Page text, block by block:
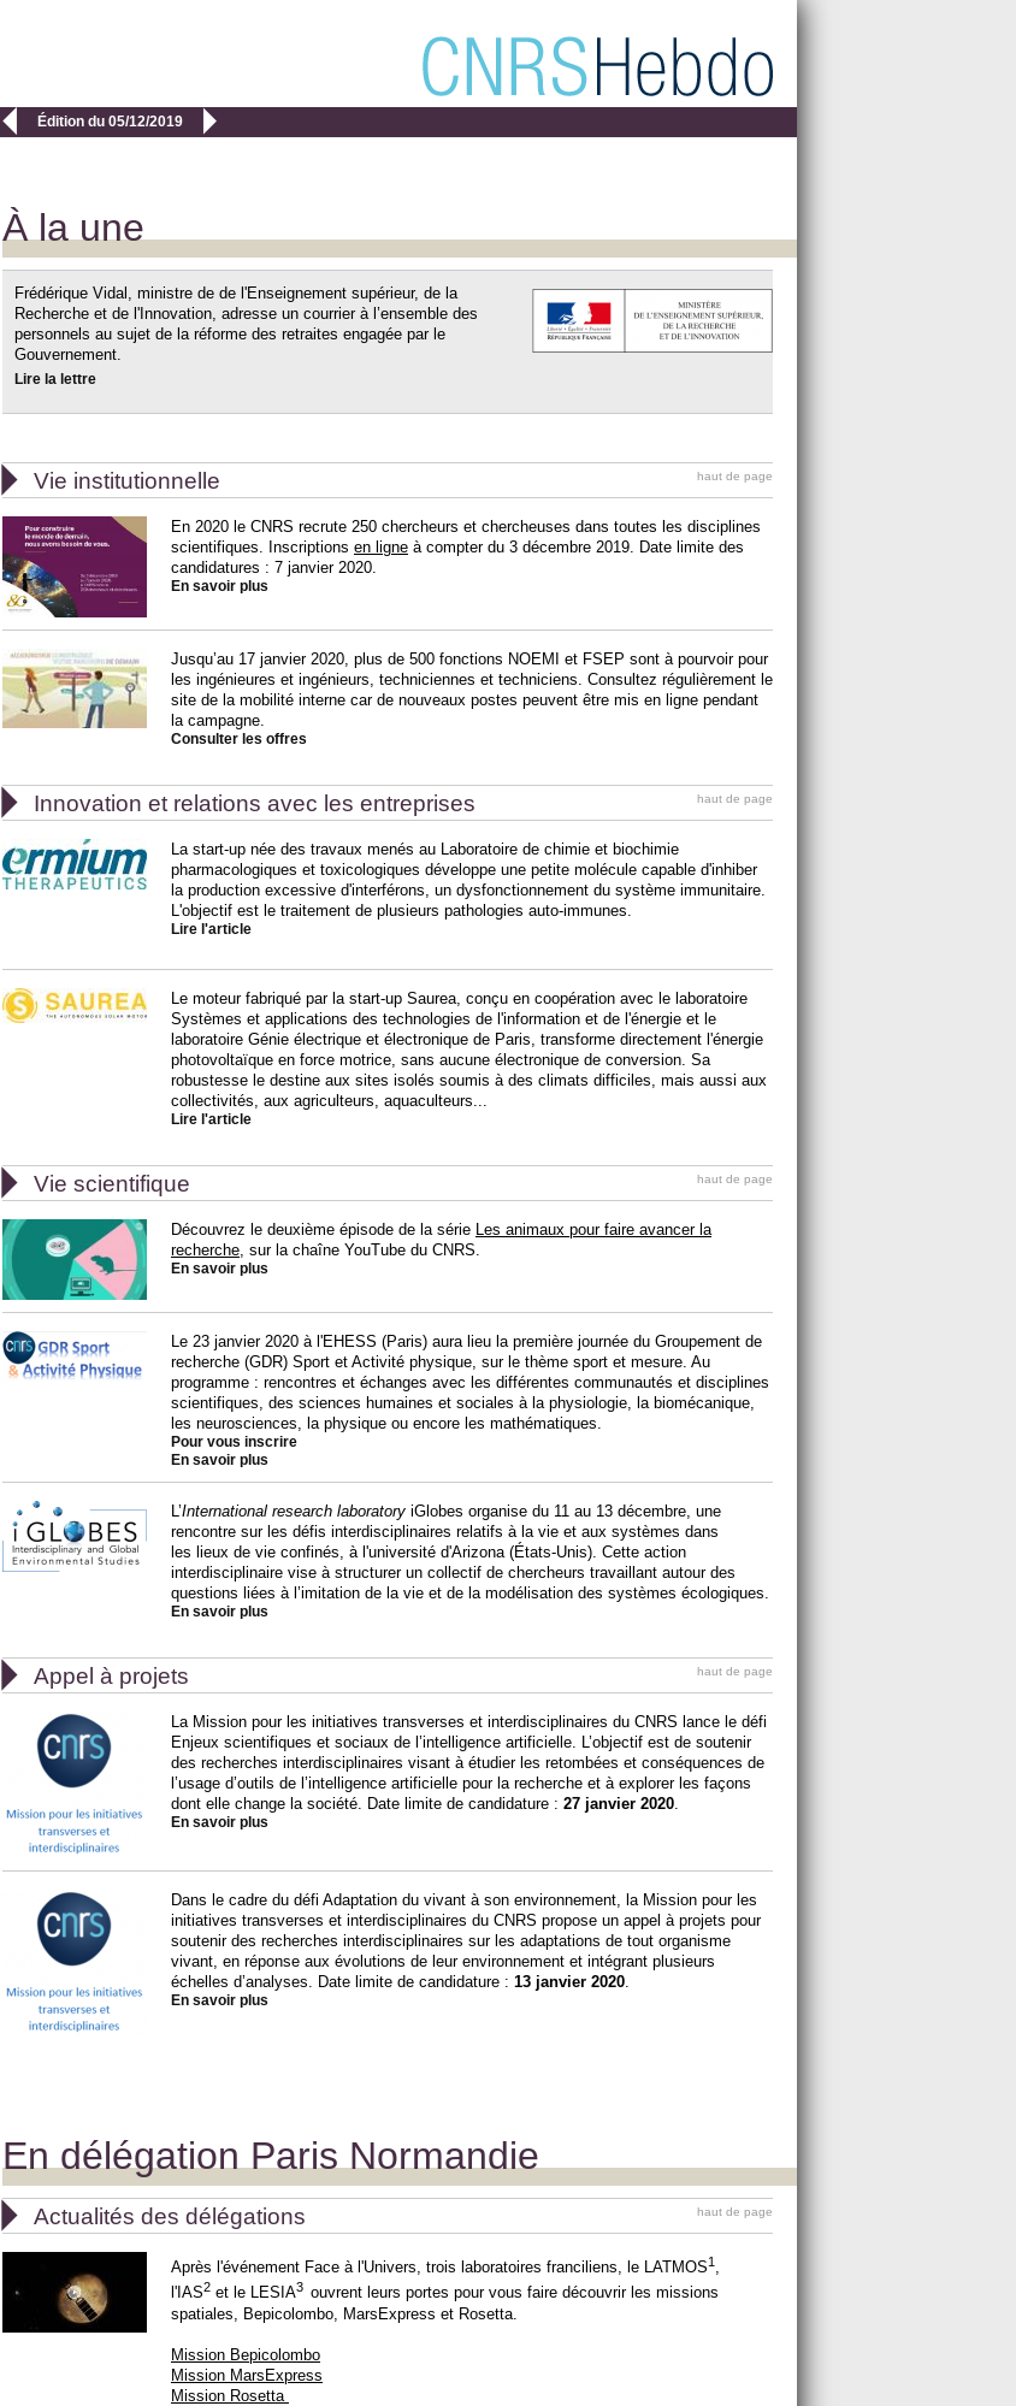
 Édition du 05/12/2019 
À la une
Frédérique Vidal, ministre de de l'Enseignement supérieur, de la
Recherche et de l'Innovation, adresse un courrier à l’ensemble des
personnels au sujet de la réforme des retraites engagée par le
Gouvernement.
Lire la lettre
 Vie institutionnelle haut de page
En 2020 le CNRS recrute 250 chercheurs et chercheuses dans toutes les disciplines
scientifiques. Inscriptions en ligne à compter du 3 décembre 2019. Date limite des
candidatures : 7 janvier 2020.
En savoir plus
Jusqu’au 17 janvier 2020, plus de 500 fonctions NOEMI et FSEP sont à pourvoir pour
les ingénieures et ingénieurs, techniciennes et techniciens. Consultez régulièrement le
site de la mobilité interne car de nouveaux postes peuvent être mis en ligne pendant
la campagne.
Consulter les offres
 Innovation et relations avec les entreprises haut de page
La start-up née des travaux menés au Laboratoire de chimie et biochimie
pharmacologiques et toxicologiques développe une petite molécule capable d'inhiber
la production excessive d'interférons, un dysfonctionnement du système immunitaire.
L'objectif est le traitement de plusieurs pathologies auto-immunes.
Lire l'article
Le moteur fabriqué par la start-up Saurea, conçu en coopération avec le laboratoire
Systèmes et applications des technologies de l'information et de l'énergie et le
laboratoire Génie électrique et électronique de Paris, transforme directement l'énergie
photovoltaïque en force motrice, sans aucune électronique de conversion. Sa
robustesse le destine aux sites isolés soumis à des climats difficiles, mais aussi aux
collectivités, aux agriculteurs, aquaculteurs...
Lire l'article
 Vie scientifique haut de page
Découvrez le deuxième épisode de la série Les animaux pour faire avancer la
recherche, sur la chaîne YouTube du CNRS.
En savoir plus
Le 23 janvier 2020 à l'EHESS (Paris) aura lieu la première journée du Groupement de
recherche (GDR) Sport et Activité physique, sur le thème sport et mesure. Au
programme : rencontres et échanges avec les différentes communautés et disciplines
scientifiques, des sciences humaines et sociales à la physiologie, la biomécanique,
les neurosciences, la physique ou encore les mathématiques.
Pour vous inscrire
En savoir plus
L’International research laboratory iGlobes organise du 11 au 13 décembre, une
rencontre sur les défis interdisciplinaires relatifs à la vie et aux systèmes dans
les lieux de vie confinés, à l'université d'Arizona (États-Unis). Cette action
interdisciplinaire vise à structurer un collectif de chercheurs travaillant autour des
questions liées à l’imitation de la vie et de la modélisation des systèmes écologiques.
En savoir plus
 Appel à projets haut de page
La Mission pour les initiatives transverses et interdisciplinaires du CNRS lance le défi
Enjeux scientifiques et sociaux de l’intelligence artificielle. L’objectif est de soutenir
des recherches interdisciplinaires visant à étudier les retombées et conséquences de
l’usage d’outils de l’intelligence artificielle pour la recherche et à explorer les façons
dont elle change la société. Date limite de candidature : 27 janvier 2020.
En savoir plus
Dans le cadre du défi Adaptation du vivant à son environnement, la Mission pour les
initiatives transverses et interdisciplinaires du CNRS propose un appel à projets pour
soutenir des recherches interdisciplinaires sur les adaptations de tout organisme
vivant, en réponse aux évolutions de leur environnement et intégrant plusieurs
échelles d’analyses. Date limite de candidature : 13 janvier 2020.
En savoir plus
En délégation Paris Normandie
 Actualités des délégations haut de page
Après l'événement Face à l'Univers, trois laboratoires franciliens, le LATMOS1 ,
l'IAS2 et le LESIA3 ouvrent leurs portes pour vous faire découvrir les missions
spatiales, Bepicolombo, MarsExpress et Rosetta.
Mission Bepicolombo
Mission MarsExpress
Mission Rosetta